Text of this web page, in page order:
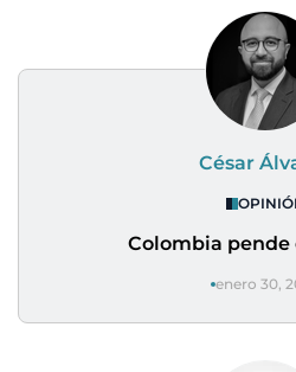
César
Colombia
enero 30,